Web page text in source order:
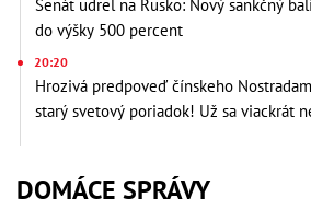
Senát udrel na Rusko: Nový sankčný
do výšky 500 percent
20:20
Hrozivá predpoveď čínskeho
starý svetový poriadok! Už sa viackrát
DOMÁCE SPRÁVY